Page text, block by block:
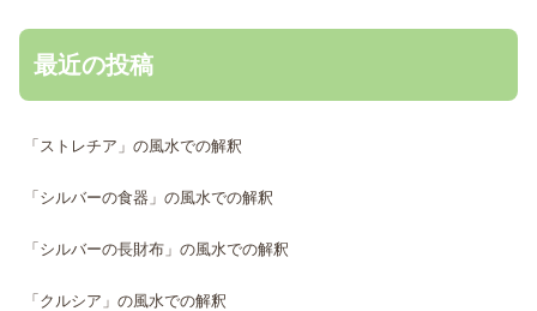
最近の投稿
「ストレチア」の風水での解釈
「シルバーの食器」の風水での解釈
「シルバーの長財布」の風水での解釈
「クルシア」の風水での解釈